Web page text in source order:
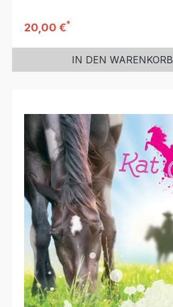
Regulärer Preis:
20,00 €*
IN DEN WARENKORB